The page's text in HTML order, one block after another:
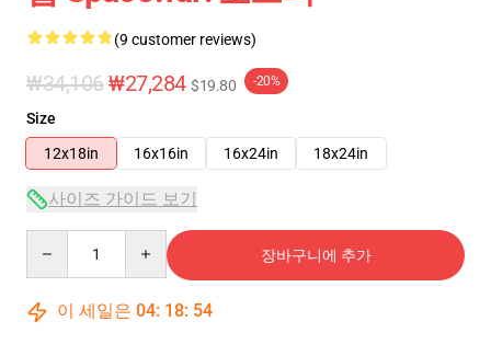
(9 customer reviews)
₩34,106₩27,284 $19.80 -20%
Size
12x18in
16x16in 16x24in 18x24in
사이즈 가이드 보기
장바구니에 추가
이 세일은 04: 18: 53